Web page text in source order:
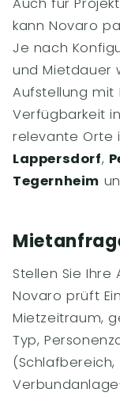
kann Novaro
Je nach
und Mietdauer
Aufstellung mit
Verfügbarkeit
relevante Orte
Lappersdorf,
Tegernheim
Stellen Sie
Novaro prüft
Mietzeitraum,
Typ,
(Schlafbereich,